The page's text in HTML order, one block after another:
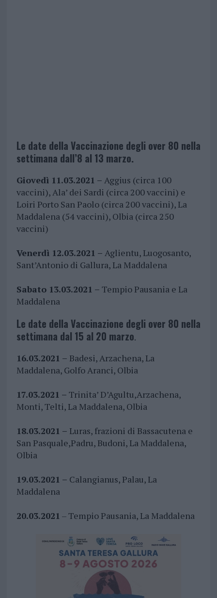
Le date della Vaccinazione degli over 80 nella
settimana dall’8 al 13 marzo.
Giovedì 11.03.2021 – Aggius (circa 100
vaccini), Ala’ dei Sardi (circa 200 vaccini) e
Loiri Porto San Paolo (circa 200 vaccini), La
Maddalena (54 vaccini), Olbia (circa 250
vaccini)
Venerdì 12.03.2021 – Aglientu, Luogosanto,
Sant’Antonio di Gallura, La Maddalena
Sabato 13.03.2021 – Tempio Pausania e La
Maddalena
Le date della Vaccinazione degli over 80 nella
settimana dal 15 al 20 marzo.
16.03.2021 – Badesi, Arzachena, La
Maddalena, Golfo Aranci, Olbia
17.03.2021 – Trinita’ D’Agultu,Arzachena,
Monti, Telti, La Maddalena, Olbia
18.03.2021 – Luras, frazioni di Bassacutena e
San Pasquale,Padru, Budoni, La Maddalena,
Olbia
19.03.2021 – Calangianus, Palau, La
Maddalena
20.03.2021 – Tempio Pausania, La Maddalena